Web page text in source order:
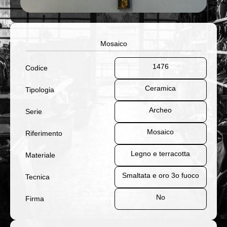
Mosaico
Codice 1476
Tipologia Ceramica
Serie Archeo
Riferimento Mosaico
Materiale Legno e terracotta
Tecnica Smaltata e oro 3o fuoco
Firma No